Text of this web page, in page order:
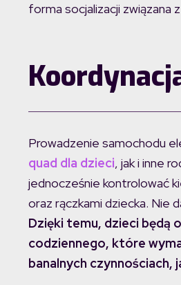
forma socjalizacji związana
Prowadzenie samochodu
quad dla dzieci, jak i inne
jednocześnie kontrolować
oraz rączkami dziecka. Nie
Dzięki temu, dzieci będą
codziennego, które
banalnych czynnościach,